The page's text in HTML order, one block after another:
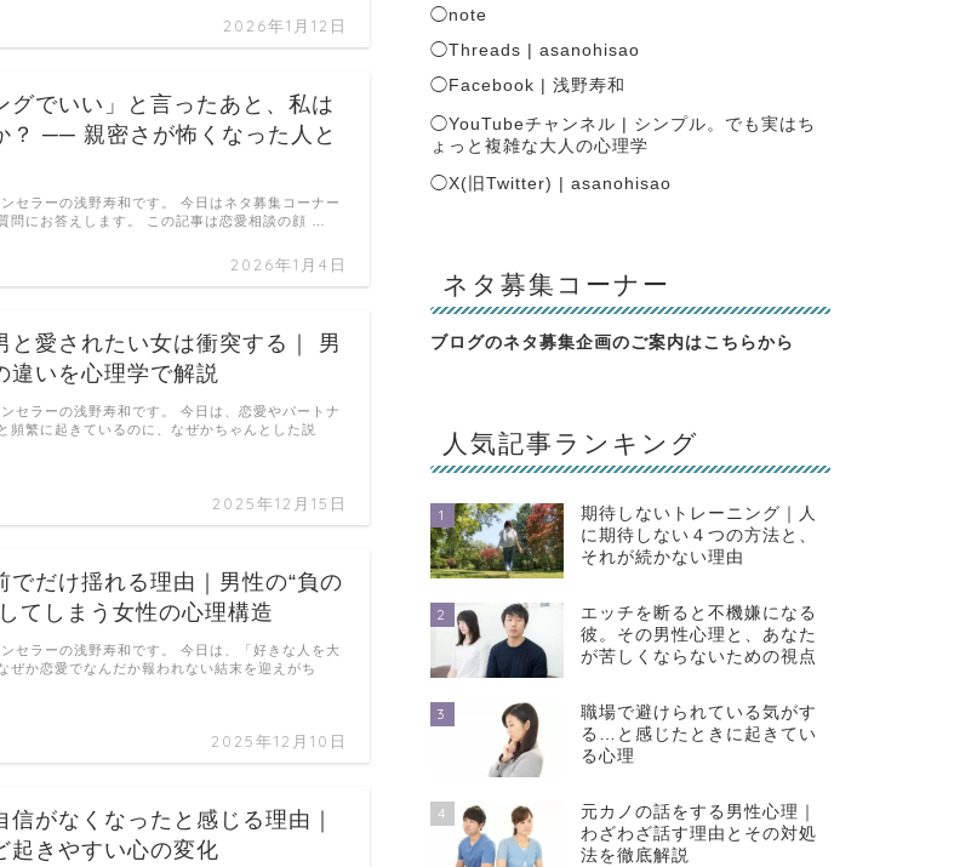
2026年1月12日
グでいい」と言ったあと、私は
？ ── 親密さが怖くなった人と
2026年1月4日
セラーの浅野寿和です。 今日はネタ募集コーナー
問にお答えします。 この記事は恋愛相談の顔 …
と愛されたい女は衝突する｜ 男
違いを心理学で解説
2025年12月15日
セラーの浅野寿和です。 今日は、恋愛やパートナ
頻繁に起きているのに、なぜかちゃんとした説
でだけ揺れる理由｜男性の“負の
てしまう女性の心理構造
2025年12月10日
セラーの浅野寿和です。 今日は、「好きな人を大
ぜか恋愛でなんだか報われない結末を迎えがち
信がなくなったと感じる理由｜
起きやすい心の変化
◯note
◯Threads | asanohisao
◯ Facebook | 浅野寿和
◯YouTubeチャンネル | シンプル。でも実はち
ょっと複雑な大人の心理学
◯X(旧Twitter) | asanohisao
ネタ募集コーナー
ブログのネタ募集企画のご案内はこちらから
人気記事ランキング
1
期待しないトレーニング｜人
に期待しない４つの方法と、
それが続かない理由
2
エッチを断ると不機嫌になる
彼。その男性心理と、あなた
が苦しくならないための視点
3
職場で避けられている気がす
る…と感じたときに起きてい
る心理
4
元カノの話をする男性心理｜
わざわざ話す理由とその対処
法を徹底解説